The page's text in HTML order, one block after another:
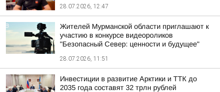
28.07.2026, 12:47
Жителей Мурманской области приглашают к
участию в конкурсе видеороликов
"Безопасный Север: ценности и будущее"
28.07.2026, 11:51
Инвестиции в развитие Арктики и ТТК до
2035 года составят 32 трлн рублей